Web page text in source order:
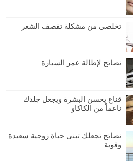
تخلصى من مشكلة تقصف الشعر
نصائح لإطالة عمر السيارة
قناع يحسن البشرة ويجعل جلدك
ناعماً من الكاكاو
نصائج تجعلك تبنى حياة زوجية سعيدة
وقوية